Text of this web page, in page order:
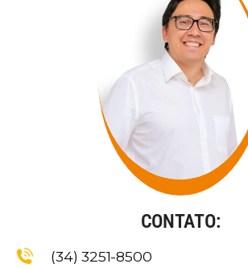
CONTATO:
(34) 3251-8500